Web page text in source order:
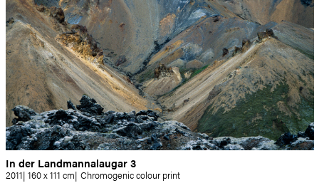
In der Landmannalaugar 3
2011 160 x 111 cm Chromogenic colour print